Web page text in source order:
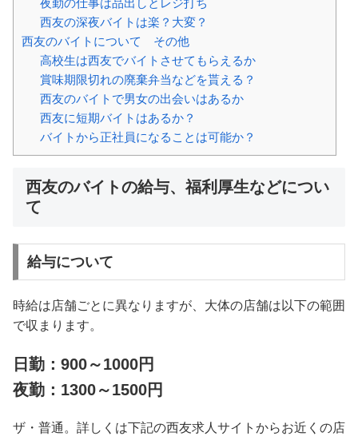
西友の深夜バイトは楽？大変？
西友のバイトについて その他
高校生は西友でバイトさせてもらえるか
賞味期限切れの廃棄弁当などを貰える？
西友のバイトで男女の出会いはあるか
西友に短期バイトはあるか？
バイトから正社員になることは可能か？
西友のバイトの給与、福利厚生などについ
て
給与について
時給は店舗ごとに異なりますが、大体の店舗は以下の範囲
で収まります。
日勤：900～1000円
夜勤：1300～1500円
ザ・普通。詳しくは下記の西友求人サイトからお近くの店